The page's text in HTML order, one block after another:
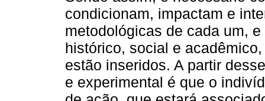
condicionam, impactam e
metodológicas de cada um,
histórico, social e
estão inseridos. A partir
e experimental é que o